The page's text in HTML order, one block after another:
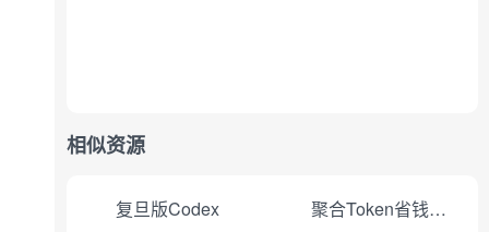
相似资源
复旦版Codex
聚合Token省钱省心